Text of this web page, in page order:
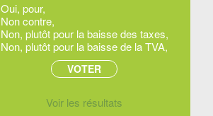
Oui, pour,
Non contre,
Non, plutôt pour la baisse des taxes,
Non, plutôt pour la baisse de la TVA,
Voir les résultats